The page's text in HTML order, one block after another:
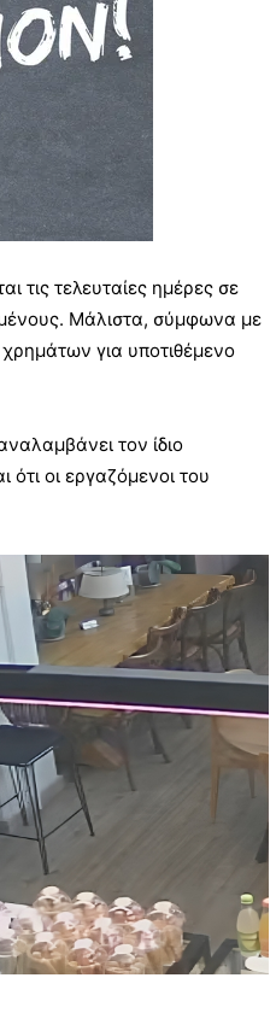
τις τελευταίες ημέρες σε
Μάλιστα, σύμφωνα με
για υποτιθέμενο
τον ίδιο
οι εργαζόμενοι του